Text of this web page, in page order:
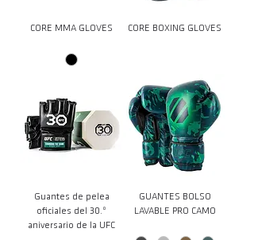
CORE MMA GLOVES CORE BOXING GLOVES
Guantes de pelea
oficiales del 30.º
aniversario de la UFC
GUANTES BOLSO
LAVABLE PRO CAMO